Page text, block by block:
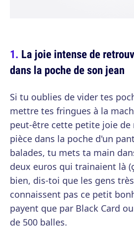
La joie intense de
dans la poche de son jean
Si tu oublies de vider tes
mettre tes fringues à la
peut-être cette petite joie de
pièce dans la poche d'un
balades, tu mets ta main
deux euros qui trainaient là
bien, dis-toi que les gens
connaissent pas ce petit
payent que par Black Card
de 500 balles.